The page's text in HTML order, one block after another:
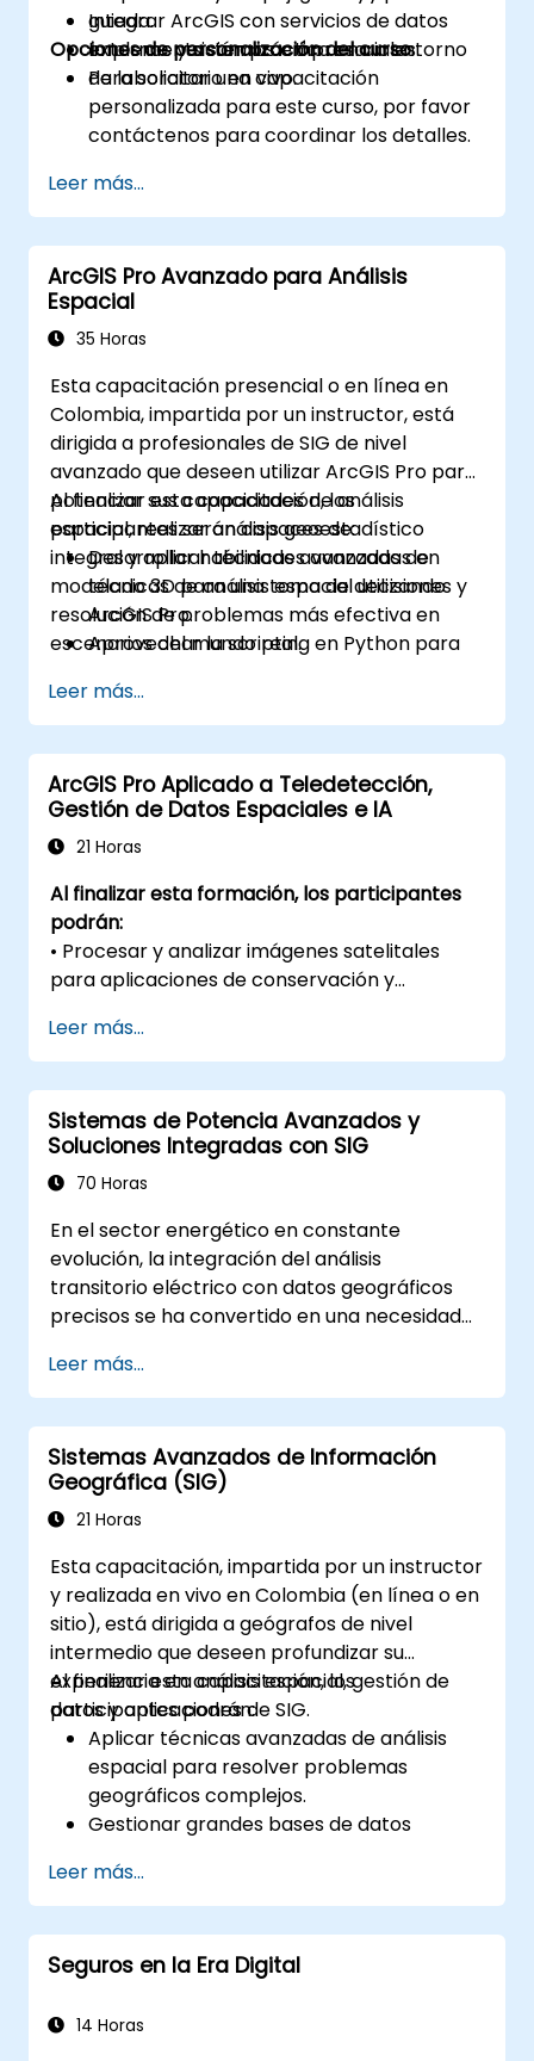
Integrar ArcGIS con servicios de datos
externos y sistemas empresariales.
guiada.
Implementación práctica en un entorno
de laboratorio en vivo.
Opciones de personalización del curso
Para solicitar una capacitación
personalizada para este curso, por favor
contáctenos para coordinar los detalles.
Leer más...
ArcGIS Pro Avanzado para Análisis
Espacial
35 Horas
Esta capacitación presencial o en línea en
Colombia, impartida por un instructor, está
dirigida a profesionales de SIG de nivel
avanzado que deseen utilizar ArcGIS Pro para
potenciar sus capacidades de análisis
espacial, realizar análisis geoestadístico
integral y aplicar técnicas avanzadas de
modelado 3D para una toma de decisiones y
resolución de problemas más efectiva en
escenarios del mundo real.
Al finalizar esta capacitación, los
participantes serán capaces de:
Desarrollar habilidades avanzadas en
técnicas de análisis espacial utilizando
ArcGIS Pro.
Aprovechar la scripting en Python para
complejo de datos.
Aplicar modelado espacial para resolver
problemas en escenarios reales.
Realizar análisis geoestadístico para una
interpretación avanzada de datos.
Integrar fuentes de datos externas y
espaciales en 3D.
Leer más...
ArcGIS Pro Aplicado a Teledetección,
Gestión de Datos Espaciales e IA
21 Horas
Al finalizar esta formación, los participantes
podrán:
• Procesar y analizar imágenes satelitales
para aplicaciones de conservación y
• Gestionar datos espaciales de forma
estructurada mediante geodatabases en
ArcGIS Pro.
• Consolidar un repositorio institucional de
información geoespacial bajo buenas
prácticas.
Artificial y análisis avanzado en ArcGIS Pro
para teledetección.
• Integrar flujos de trabajo eficientes para
análisis espacial y manejo de datos
geográficos.
Leer más...
Sistemas de Potencia Avanzados y
Soluciones Integradas con SIG
70 Horas
En el sector energético en constante
evolución, la integración del análisis
transitorio eléctrico con datos geográficos
precisos se ha convertido en una necesidad
datos fragmentados conlleva riesgos
operativos significativos. Este programa
intensivo de 14 días en Melbourne está
diseñado para cerrar la brecha entre la
ingeniería eléctrica y la gestión geoespacial.
Leer más...
Sistemas Avanzados de Información
Geográfica (SIG)
21 Horas
Esta capacitación, impartida por un instructor
y realizada en vivo en Colombia (en línea o en
sitio), está dirigida a geógrafos de nivel
intermedio que deseen profundizar su
experiencia en análisis espacial, gestión de
datos y aplicaciones de SIG.
Al finalizar esta capacitación, los
participantes podrán:
Aplicar técnicas avanzadas de análisis
espacial para resolver problemas
geográficos complejos.
Gestionar grandes bases de datos
datos.
Crear mapas y visualizaciones dinámicas
e interactivas para diversas aplicaciones.
Utilizar programación y automatización
Leer más...
Seguros en la Era Digital
14 Horas